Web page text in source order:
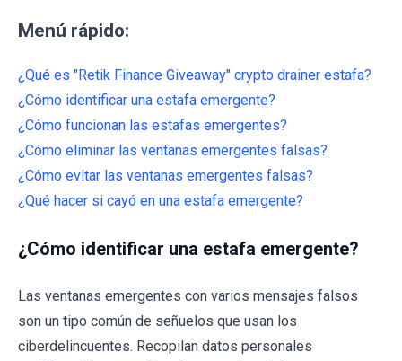
Menú rápido:
¿Qué es "Retik Finance Giveaway" crypto drainer estafa?
¿Cómo identificar una estafa emergente?
¿Cómo funcionan las estafas emergentes?
¿Cómo eliminar las ventanas emergentes falsas?
¿Cómo evitar las ventanas emergentes falsas?
¿Qué hacer si cayó en una estafa emergente?
¿Cómo identificar una estafa emergente?
Las ventanas emergentes con varios mensajes falsos
son un tipo común de señuelos que usan los
ciberdelincuentes. Recopilan datos personales